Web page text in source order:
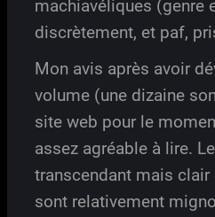
machiavéliques (genre
discrètement, et paf,
Mon avis après avoir
volume (une dizaine
site web pour le
assez agréable à lire.
transcendant mais
sont relativement